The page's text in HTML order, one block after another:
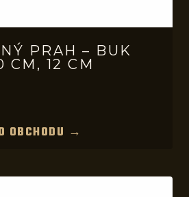
PRAH – BUK
CM, 12 CM
OBCHODU →